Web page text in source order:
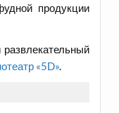
продукции
развлекательный
«5D».